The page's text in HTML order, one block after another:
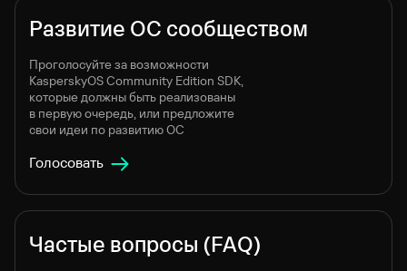
Развитие ОС сообществом
Проголосуйте за возможности
KasperskyOS Community Edition SDK,
которые должны быть реализованы
в первую очередь, или предложите
свои идеи по развитию ОС
Голосовать
Частые вопросы (FAQ)